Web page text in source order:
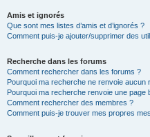
Amis et ignorés
Que sont mes listes d’amis et d’ignorés ?
Comment puis-je ajouter/supprimer des
Recherche dans les forums
Comment rechercher dans les forums ?
Pourquoi ma recherche ne renvoie aucun
Pourquoi ma recherche renvoie une page
Comment rechercher des membres ?
Comment puis-je trouver mes propres